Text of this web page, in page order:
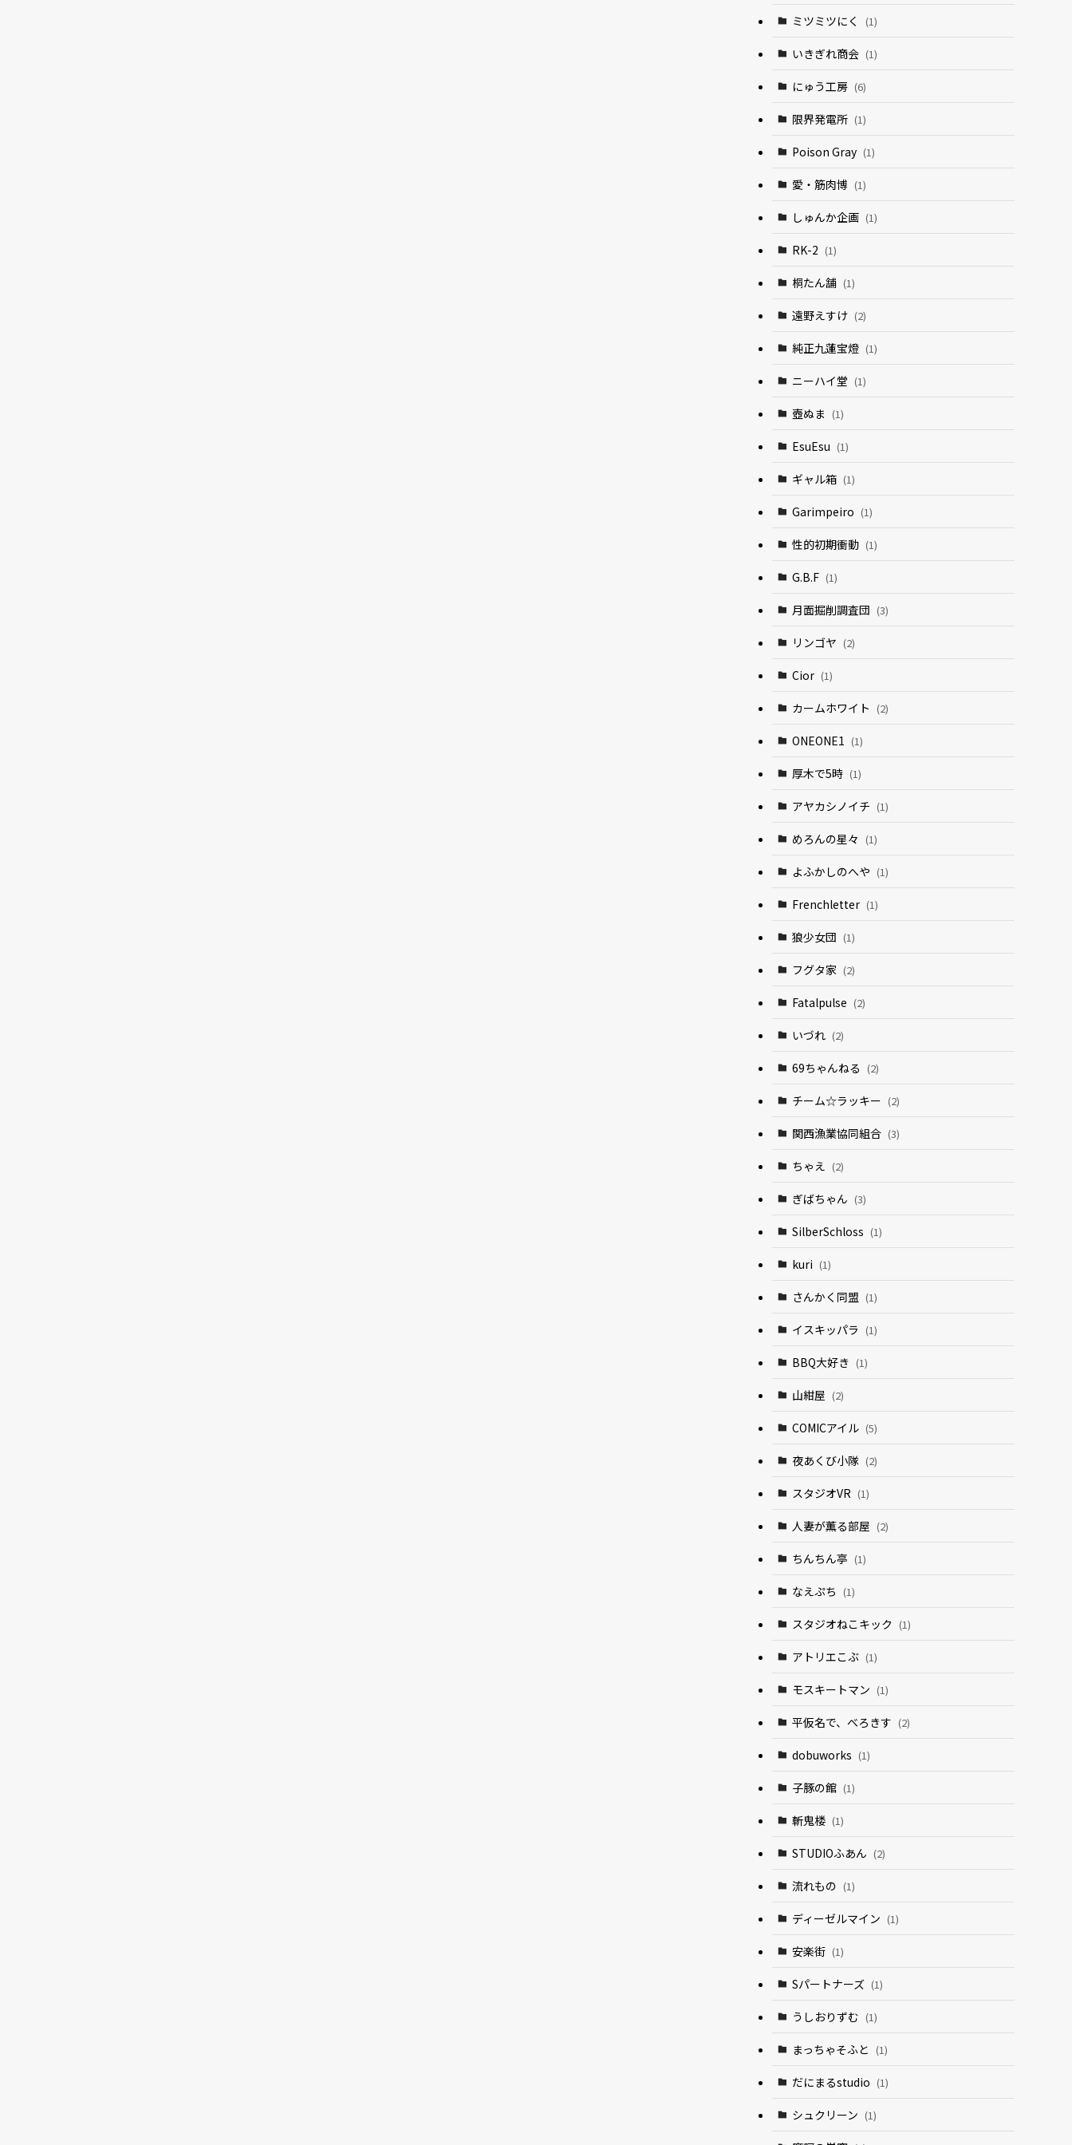
ミツミツにく (1)
いきぎれ商会 (1)
にゅう工房 (6)
限界発電所 (1)
Poison Gray (1)
愛・筋肉博 (1)
しゅんか企画 (1)
RK-2 (1)
桐たん舗 (1)
遠野えすけ (2)
純正九蓮宝燈 (1)
ニーハイ堂 (1)
壺ぬま (1)
EsuEsu (1)
ギャル箱 (1)
Garimpeiro (1)
性的初期衝動 (1)
G.B.F (1)
月面掘削調査団 (3)
リンゴヤ (2)
Cior (1)
カームホワイト (2)
ONEONE1 (1)
厚木で5時 (1)
アヤカシノイチ (1)
めろんの星々 (1)
よふかしのへや (1)
Frenchletter (1)
狼少女団 (1)
フグタ家 (2)
Fatalpulse (2)
いづれ (2)
69ちゃんねる (2)
チーム☆ラッキー (2)
関西漁業協同組合 (3)
ちゃえ (2)
ぎばちゃん (3)
SilberSchloss (1)
kuri (1)
さんかく同盟 (1)
イスキッパラ (1)
BBQ大好き (1)
山紺屋 (2)
COMICアイル (5)
夜あくび小隊 (2)
スタジオVR (1)
人妻が薫る部屋 (2)
ちんちん亭 (1)
なえぷち (1)
スタジオねこキック (1)
アトリエこぶ (1)
モスキートマン (1)
平仮名で、べろきす (2)
dobuworks (1)
子豚の館 (1)
斬鬼楼 (1)
STUDIOふあん (2)
流れもの (1)
ディーゼルマイン (1)
安楽街 (1)
Sパートナーズ (1)
うしおりずむ (1)
まっちゃそふと (1)
だにまるstudio (1)
シュクリーン (1)